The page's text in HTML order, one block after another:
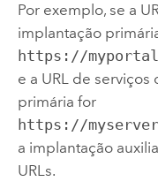
Por exemplo, se a
implantação
https://
e a URL de serviços
primária for
https://
a implantação
URLs.